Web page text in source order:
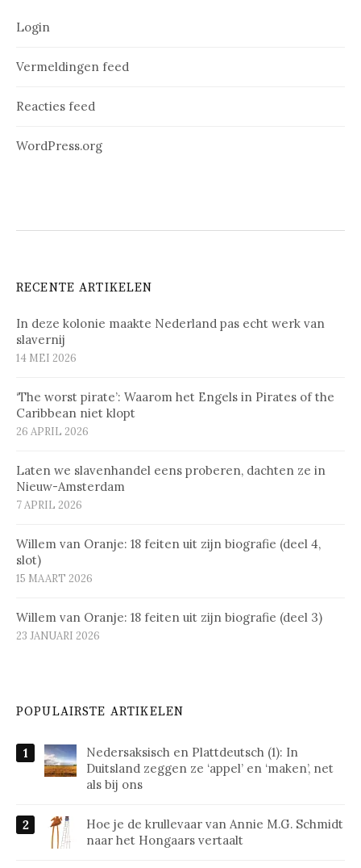
Login
Vermeldingen feed
Reacties feed
WordPress.org
RECENTE ARTIKELEN
In deze kolonie maakte Nederland pas echt werk van
slavernij
14 MEI 2026
‘The worst pirate’: Waarom het Engels in Pirates of the
Caribbean niet klopt
26 APRIL 2026
Laten we slavenhandel eens proberen, dachten ze in
Nieuw-Amsterdam
7 APRIL 2026
Willem van Oranje: 18 feiten uit zijn biografie (deel 4,
slot)
15 MAART 2026
Willem van Oranje: 18 feiten uit zijn biografie (deel 3)
23 JANUARI 2026
POPULAIRSTE ARTIKELEN
Nedersaksisch en Plattdeutsch (1): In
Duitsland zeggen ze ‘appel’ en ‘maken’, net
als bij ons
Hoe je de krullevaar van Annie M.G. Schmidt
naar het Hongaars vertaalt